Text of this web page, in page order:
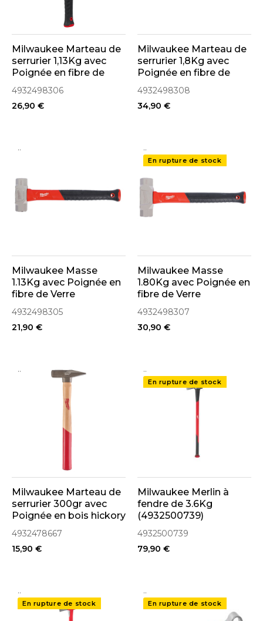
Milwaukee Marteau de
serrurier 1,13Kg avec
Poignée en fibre de
verre (4932498306)
4932498306
26,90 €
Milwaukee Marteau de
serrurier 1,8Kg avec
Poignée en fibre de
verre (4932498308)
4932498308
34,90 €
..
Milwaukee Masse
1.13Kg avec Poignée en
fibre de Verre
(4932498305)
4932498305
21,90 €
..
En rupture de stock
Milwaukee Masse
1.80Kg avec Poignée en
fibre de Verre
(4932498307)
4932498307
30,90 €
..
Milwaukee Marteau de
serrurier 300gr avec
Poignée en bois hickory
(4932478667)
4932478667
15,90 €
..
En rupture de stock
Milwaukee Merlin à
fendre de 3.6Kg
(4932500739)
4932500739
79,90 €
..
En rupture de stock
..
En rupture de stock